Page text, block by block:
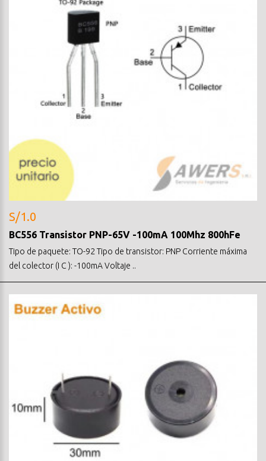
S/1.0
BC556 Transistor PNP-65V -100mA 100Mhz 800hFe
Tipo de paquete: TO-92 Tipo de transistor: PNP Corriente máxima
del colector (I C ): -100mA Voltaje ..